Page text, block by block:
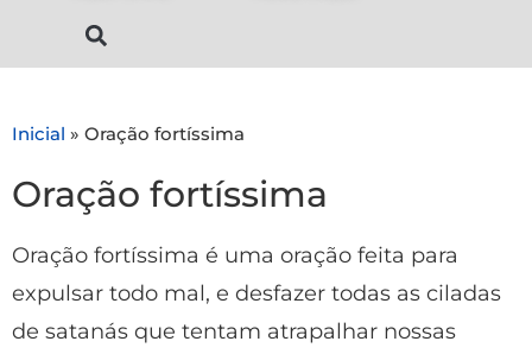
Inicial » Oração fortíssima
Oração fortíssima
Oração fortíssima é uma oração feita para
expulsar todo mal, e desfazer todas as ciladas
de satanás que tentam atrapalhar nossas